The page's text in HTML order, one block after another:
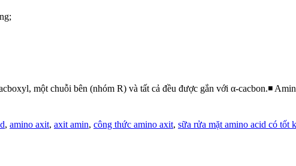
một chuỗi bên (nhóm R) và tất cả đều được gắn với α-cacbon.◾️
, amino axit, axit amin, công thức amino axit, sữa rửa mặt amino acid có tốt